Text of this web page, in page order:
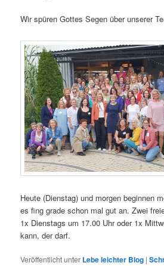
Wir spüren Gottes Segen über unserer
Heute (Dienstag) und morgen beginnen
es fing grade schon mal gut an. Zwei
1x Dienstags um 17.00 Uhr oder 1x
kann, der darf.
Veröffentlicht unter Lebe leichter Blog |